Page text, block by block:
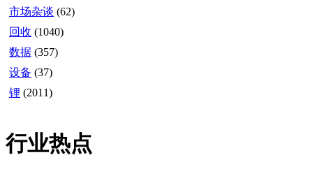
市场杂谈 (62)
回收 (1040)
数据 (357)
设备 (37)
锂 (2011)
行业热点